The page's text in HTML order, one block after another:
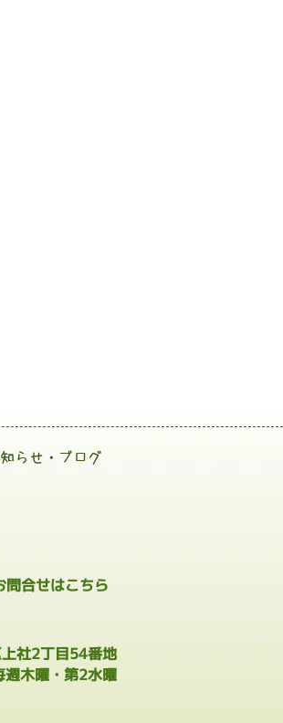
らせ・ブログ
合せはこちら
社2丁目54番地
木曜・第2水曜